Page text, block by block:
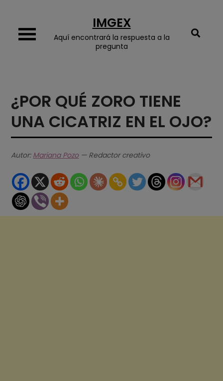
content
IMGEX
Aquí encontrará la respuesta a la
pregunta
¿POR QUÉ ZORO TIENE
UNA CICATRIZ EN EL OJO?
Autor: Mariana Pozo— Redactor creativo